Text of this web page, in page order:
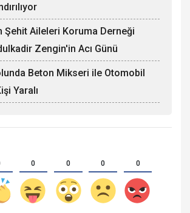
Şehit Aileleri Koruma Derneği
Zengin'in Acı Günü
Beton Mikseri ile Otomobil
Yaralı
0 0 0 0